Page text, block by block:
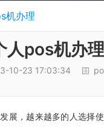
机办理
人pos机办理
10-23 17:03:34
展，越来越多的人选择